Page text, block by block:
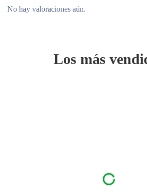
No hay valoraciones aún.
Los más